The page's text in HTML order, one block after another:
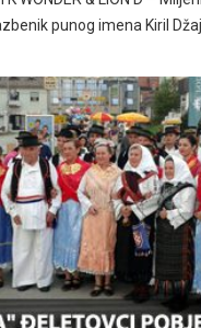
punog imena Kiril